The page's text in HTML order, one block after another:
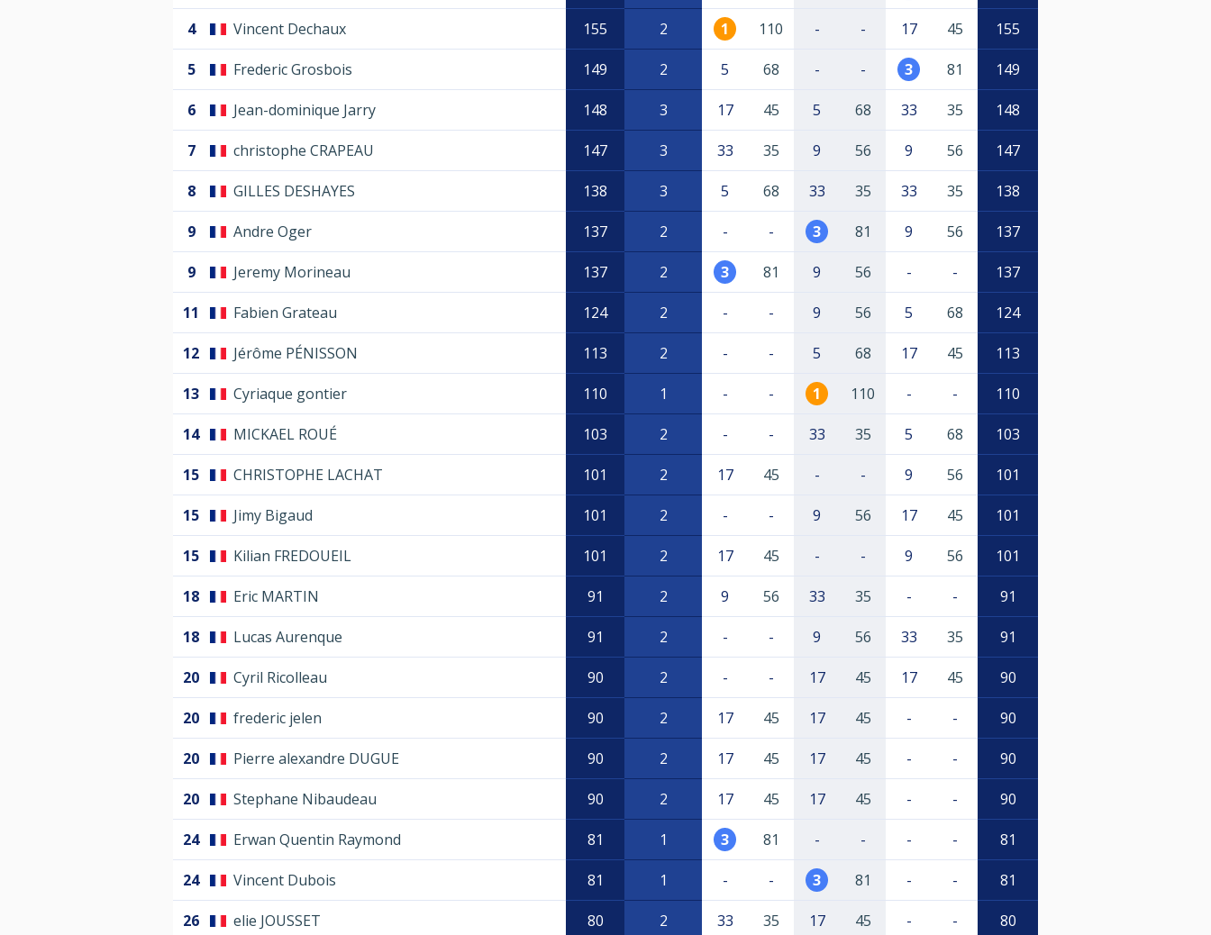
4 Vincent Dechaux 155 2 1 110 - - 17 45 155
5 Frederic Grosbois 149 2 5 68 - - 3 81 149
6 Jean-dominique Jarry 148 3 17 45 5 68 33 35 148
7 christophe CRAPEAU 147 3 33 35 9 56 9 56 147
8 GILLES DESHAYES 138 3 5 68 33 35 33 35 138
9 Andre Oger 137 2 - - 3 81 9 56 137
9 Jeremy Morineau 137 2 3 81 9 56 - - 137
11 Fabien Grateau 124 2 - - 9 56 5 68 124
12 Jérôme PÉNISSON 113 2 - - 5 68 17 45 113
13 Cyriaque gontier 110 1 - - 1 110 - - 110
14 MICKAEL ROUÉ 103 2 - - 33 35 5 68 103
15 CHRISTOPHE LACHAT 101 2 17 45 - - 9 56 101
15 Jimy Bigaud 101 2 - - 9 56 17 45 101
15 Kilian FREDOUEIL 101 2 17 45 - - 9 56 101
18 Eric MARTIN 91 2 9 56 33 35 - - 91
18 Lucas Aurenque 91 2 - - 9 56 33 35 91
20 Cyril Ricolleau 90 2 - - 17 45 17 45 90
20 frederic jelen 90 2 17 45 17 45 - - 90
20 Pierre alexandre DUGUE 90 2 17 45 17 45 - - 90
20 Stephane Nibaudeau 90 2 17 45 17 45 - - 90
24 Erwan Quentin Raymond 81 1 3 81 - - - - 81
24 Vincent Dubois 81 1 - - 3 81 - - 81
26 elie JOUSSET 80 2 33 35 17 45 - - 80